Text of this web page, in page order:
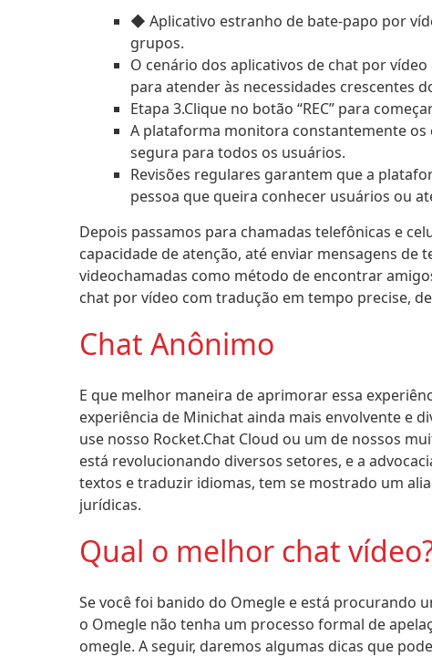
◆ Aplicativo estranho de bate-papo por
grupos.
O cenário dos aplicativos de chat por
para atender às necessidades crescentes
Etapa 3.Clique no botão “REC” para
A plataforma monitora constantemente
segura para todos os usuários.
Revisões regulares garantem que a
pessoa que queira conhecer usuários ou
Depois passamos para chamadas telefônicas e
capacidade de atenção, até enviar mensagens
videochamadas como método de encontrar
chat por vídeo com tradução em tempo precise,
Chat Anônimo
E que melhor maneira de aprimorar essa
experiência de Minichat ainda mais envolvente e
use nosso Rocket.Chat Cloud ou um de nossos
está revolucionando diversos setores, e a
textos e traduzir idiomas, tem se mostrado um
jurídicas.
Qual o melhor chat
Se você foi banido do Omegle e está procurando
o Omegle ⁣não tenha um processo formal de
omegle. A seguir, daremos algumas dicas que